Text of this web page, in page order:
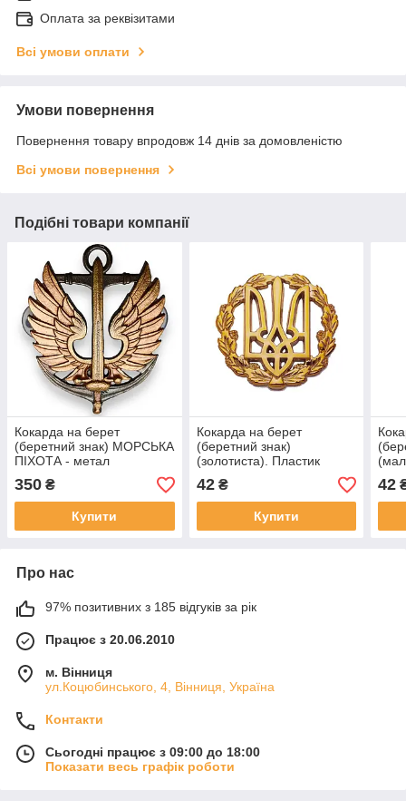
Оплата за реквізитами
Всі умови оплати
Умови повернення
Повернення товару впродовж 14 днів за домовленістю
Всі умови повернення
Подібні товари компанії
Кокарда на берет
(беретний знак) МОРСЬКА
ПІХОТА - метал
350 ₴
Купити
Кокарда на берет
(беретний знак)
(золотиста). Пластик
42₴
Купити
42
Про нас
97% позитивних з 185 відгуків за рік
Працює з 20.06.2010
м. Вінниця
ул.Коцюбинського, 4, Вінниця, Україна
Контакти
Сьогодні працює з 09:00 до 18:00
Показати весь графік роботи